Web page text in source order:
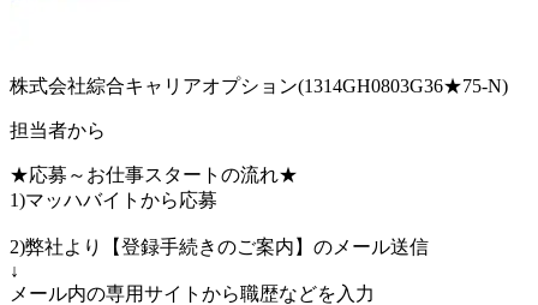
株式会社綜合キャリアオプション(1314GH0803G36★75-N)
担当者から
★応募～お仕事スタートの流れ★
1)マッハバイトから応募
2)弊社より【登録手続きのご案内】のメール送信
↓
メール内の専用サイトから職歴などを入力